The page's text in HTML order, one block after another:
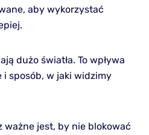
aby wykorzystać
dużo światła. To wpływa
i sposób, w jaki widzimy
jest, by nie blokować